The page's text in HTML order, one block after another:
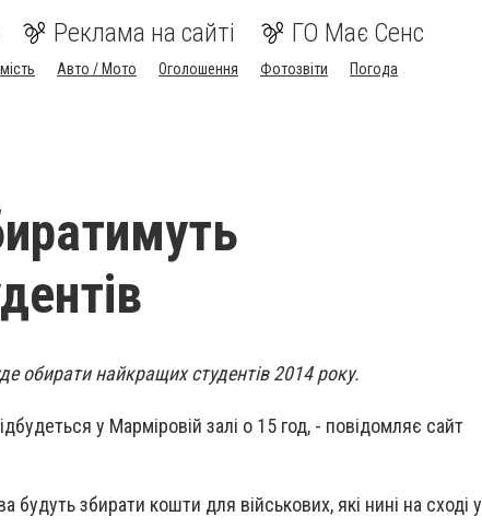
Реклама на сайті ГО Має Сенс
Авто / Мото Оголошення Фотозвіти
Погода
обирати найкращих студентів 2014 року.
у Марміровій залі о 15 год, - повідомляє сайт
будуть збирати кошти для військових, які нині на сході у